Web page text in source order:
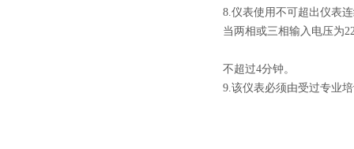
8.仪表使用不可超出仪表
当两相或三相输入电压为
不超过4分钟。
9.该仪表必须由受过专业